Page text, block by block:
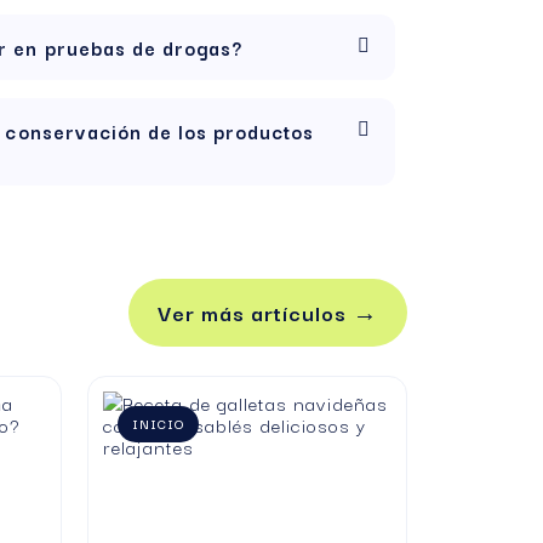
un poco de azúcar o miel si lo deseas.
en pruebas de drogas?
de los productos
Ver más artículos →
INICIO